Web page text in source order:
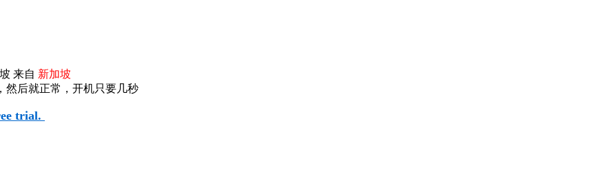
来自 新加坡
然后就正常，开机只要几秒
trial.